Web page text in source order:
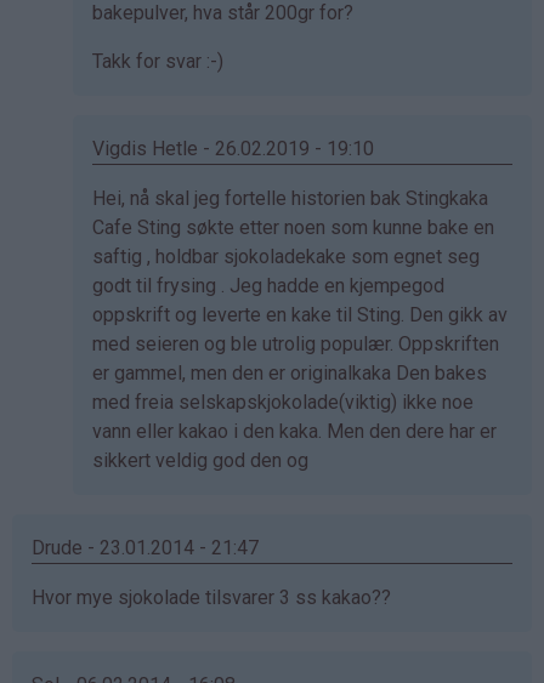
svar
av
sandanger
(ikke
bekreftet)
bakepulver, hva står 200gr for?
Takk for svar :-)
Vigdis Hetle - 26.02.2019 - 19:10
Som
svar
på
av
Jan
fred
sandanger
(ikke
bekreftet)
Hei, nå skal jeg fortelle historien bak Stingkaka
Cafe Sting søkte etter noen som kunne bake en
saftig , holdbar sjokoladekake som egnet seg
godt til frysing . Jeg hadde en kjempegod
oppskrift og leverte en kake til Sting. Den gikk av
med seieren og ble utrolig populær. Oppskriften
er gammel, men den er originalkaka Den bakes
med freia selskapskjokolade(viktig) ikke noe
vann eller kakao i den kaka. Men den dere har er
sikkert veldig god den og
Drude - 23.01.2014 - 21:47
Hvor mye sjokolade tilsvarer 3 ss kakao??